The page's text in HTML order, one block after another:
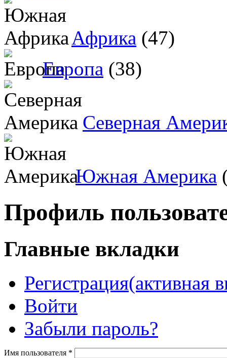
Африка (47)
Европа (38)
Северная
Южная Америка
Профиль
Главные вкладки
Регистрация(активная
Войти
Забыли пароль?
Имя пользователя *